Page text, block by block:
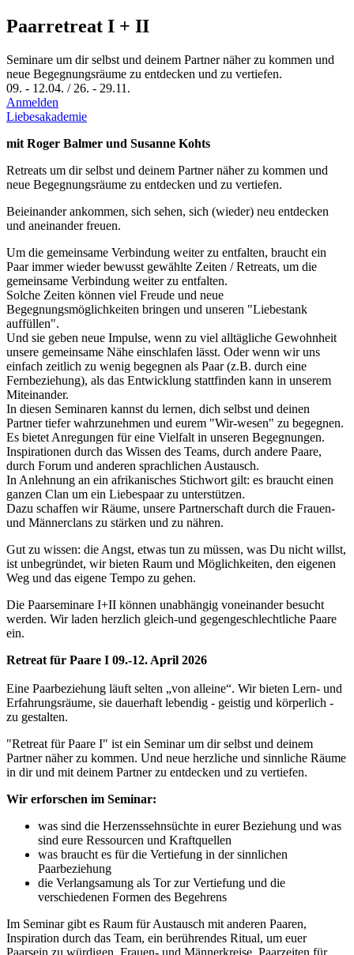
Paarretreat I + II
Seminare um dir selbst und deinem Partner näher zu kommen und
neue Begegnungsräume zu entdecken und zu vertiefen.
09. - 12.04. / 26. - 29.11.
Anmelden
Liebesakademie
mit Roger Balmer und Susanne Kohts
Retreats um dir selbst und deinem Partner näher zu kommen und
neue Begegnungsräume zu entdecken und zu vertiefen.
Beieinander ankommen, sich sehen, sich (wieder) neu entdecken
und aneinander freuen.
Um die gemeinsame Verbindung weiter zu entfalten, braucht ein
Paar immer wieder bewusst gewählte Zeiten / Retreats, um die
gemeinsame Verbindung weiter zu entfalten.
Solche Zeiten können viel Freude und neue
Begegnungsmöglichkeiten bringen und unseren "Liebestank
auffüllen".
Und sie geben neue Impulse, wenn zu viel alltägliche Gewohnheit
unsere gemeinsame Nähe einschlafen lässt. Oder wenn wir uns
einfach zeitlich zu wenig begegnen als Paar (z.B. durch eine
Fernbeziehung), als das Entwicklung stattfinden kann in unserem
Miteinander.
In diesen Seminaren kannst du lernen, dich selbst und deinen
Partner tiefer wahrzunehmen und eurem "Wir-wesen" zu begegnen.
Es bietet Anregungen für eine Vielfalt in unseren Begegnungen.
Inspirationen durch das Wissen des Teams, durch andere Paare,
durch Forum und anderen sprachlichen Austausch.
In Anlehnung an ein afrikanisches Stichwort gilt: es braucht einen
ganzen Clan um ein Liebespaar zu unterstützen.
Dazu schaffen wir Räume, unsere Partnerschaft durch die Frauen-
und Männerclans zu stärken und zu nähren.
Gut zu wissen: die Angst, etwas tun zu müssen, was Du nicht willst,
ist unbegründet, wir bieten Raum und Möglichkeiten, den eigenen
Weg und das eigene Tempo zu gehen.
Die Paarseminare I+II können unabhängig voneinander besucht
werden. Wir laden herzlich gleich-und gegengeschlechtliche Paare
ein.
Retreat für Paare I 09.-12. April 2026
Eine Paarbeziehung läuft selten „von alleine“. Wir bieten Lern- und
Erfahrungsräume, sie dauerhaft lebendig - geistig und körperlich -
zu gestalten.
"Retreat für Paare I" ist ein Seminar um dir selbst und deinem
Partner näher zu kommen. Und neue herzliche und sinnliche Räume
in dir und mit deinem Partner zu entdecken und zu vertiefen.
Wir erforschen im Seminar:
was sind die Herzenssehnsüchte in eurer Beziehung und was
sind eure Ressourcen und Kraftquellen
was braucht es für die Vertiefung in der sinnlichen
Paarbeziehung
die Verlangsamung als Tor zur Vertiefung und die
verschiedenen Formen des Begehrens
Im Seminar gibt es Raum für Austausch mit anderen Paaren,
Inspiration durch das Team, ein berührendes Ritual, um euer
Paarsein zu würdigen, Frauen- und Männerkreise, Paarzeiten für